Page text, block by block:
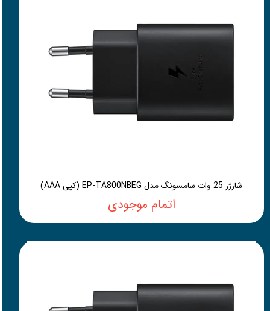
شارژر 25 وات سامسونگ مدل EP-TA800NBEG (کپی AAA)
اتمام موجودی